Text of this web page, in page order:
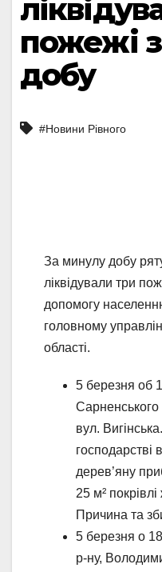
пожежі
добу
#Новини Рівного
За минулу добу
ліквідували три
допомогу
головному
області.
5 березня об
Сарненського
вул.
господарстві
дерев’яну
25 м²
Причина та
5 березня о
р-ну,